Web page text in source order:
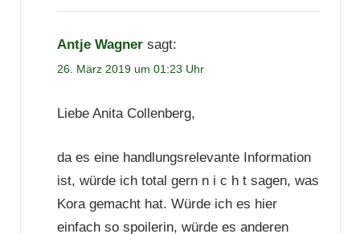
Antje Wagner sagt:
26. März 2019 um 01:23 Uhr
Liebe Anita Collenberg,
da es eine handlungsrelevante Information
ist, würde ich total gern n i c h t sagen, was
Kora gemacht hat. Würde ich es hier
einfach so spoilerin, würde es anderen